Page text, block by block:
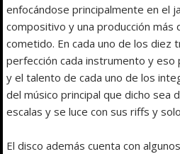
enfocándose principalmente en el
compositivo y una producción más
cometido. En cada uno de los diez
perfección cada instrumento y eso
y el talento de cada uno de los
del músico principal que dicho sea
escalas y se luce con sus riffs y
El disco además cuenta con